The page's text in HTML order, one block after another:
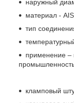
наружный
материал -
тип
применение –
кламповый